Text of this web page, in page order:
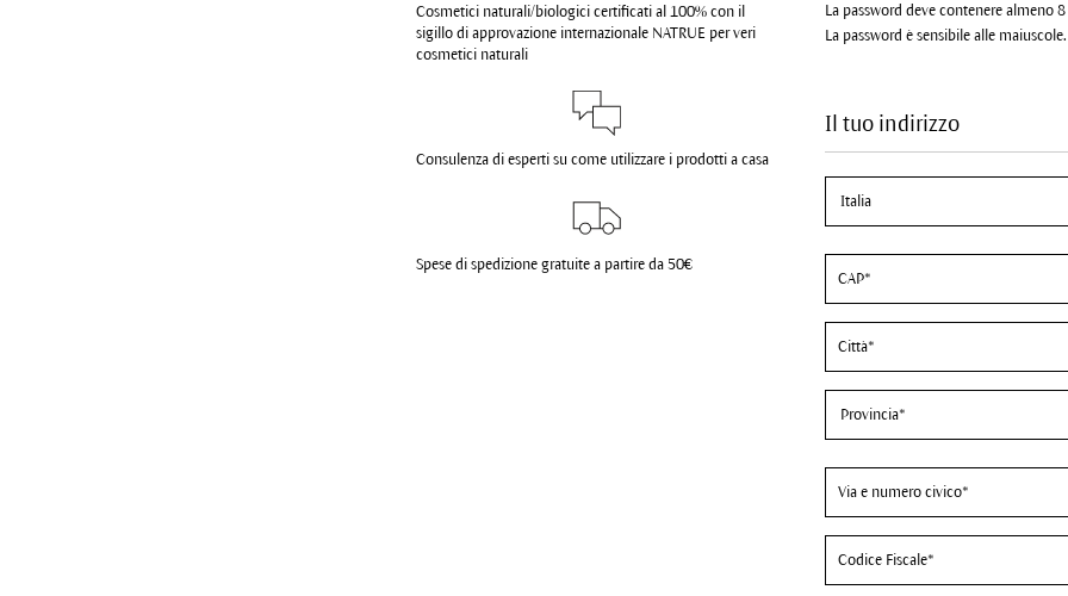
La password deve contenere almeno
La password è sensibile alle maiuscole.
Il tuo indirizzo
Cosmetici naturali/biologici certificati al 100% con il
sigillo di approvazione internazionale NATRUE per veri
cosmetici naturali
Consulenza di esperti su come utilizzare i prodotti a casa
Spese di spedizione gratuite a partire da 50€